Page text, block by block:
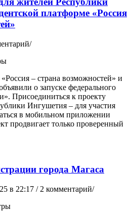
платформе «Россия
– страна возможностей» и
о запуске федерального
Присоединиться к проекту
Ингушетия – для участия
в мобильном приложении
продвигает только проверенный
города Магаса
в 22:17 / 2 комментарий/